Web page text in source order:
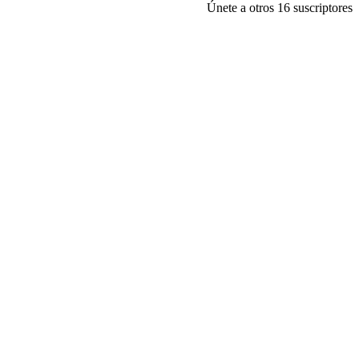
Únete a otros 16 suscriptores